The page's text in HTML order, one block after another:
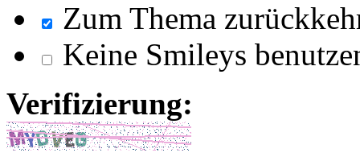
Zum Thema
Keine Smileys
Verifizierung: